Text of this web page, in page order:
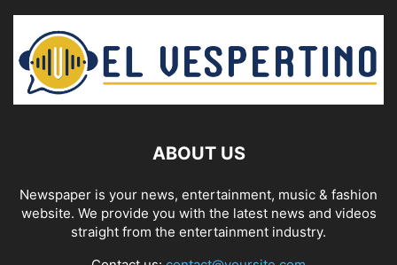
ABOUT US
Newspaper is your news, entertainment, music & fashion
website. We provide you with the latest news and videos
straight from the entertainment industry.